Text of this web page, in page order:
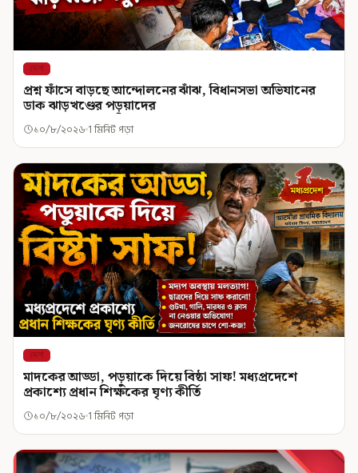
দেশ
প্রশ্ন ফাঁসে বাড়ছে আন্দোলনের ঝাঁঝ, বিধানসভা অভিযানের
ডাক ঝাড়খণ্ডের পড়ুয়াদের
১০/৮/২০২৬ 1 মিনিট পড়া
দেশ
মাদকের আড্ডা, পড়ুয়াকে দিয়ে বিষ্ঠা সাফ! মধ্যপ্রদেশে
প্রকাশ্যে প্রধান শিক্ষকের ঘৃণ্য কীর্তি
১০/৮/২০২৬ 1 মিনিট পড়া